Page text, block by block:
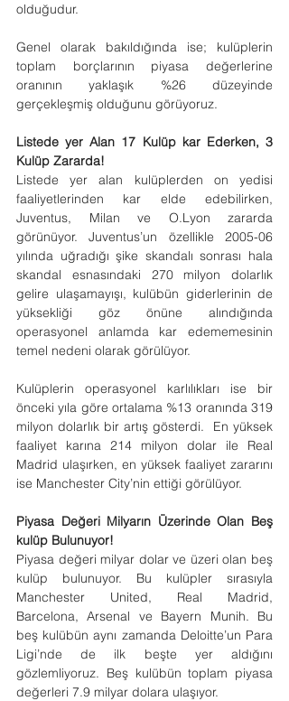
olduğudur.
Genel olarak bakıldığında ise; kulüplerin
toplam borçlarının piyasa değerlerine
oranının yaklaşık %26 düzeyinde
gerçekleşmiş olduğunu görüyoruz.
Listede yer Alan 17 Kulüp kar Ederken, 3
Kulüp Zararda!
Listede yer alan kulüplerden on yedisi
faaliyetlerinden kar elde edebilirken,
Juventus, Milan ve O.Lyon zararda
görünüyor. Juventus’un özellikle 2005-06
yılında uğradığı şike skandalı sonrası hala
skandal esnasındaki 270 milyon dolarlık
gelire ulaşamayışı, kulübün giderlerinin de
yüksekliği göz önüne alındığında
operasyonel anlamda kar edememesinin
temel nedeni olarak görülüyor.
Kulüplerin operasyonel karlılıkları ise bir
önceki yıla göre ortalama %13 oranında 319
milyon dolarlık bir artış gösterdi.  En yüksek
faaliyet karına 214 milyon dolar ile Real
Madrid ulaşırken, en yüksek faaliyet zararını
ise Manchester City’nin ettiği görülüyor.
Piyasa Değeri Milyarın Üzerinde Olan Beş
kulüp Bulunuyor!
Piyasa değeri milyar dolar ve üzeri olan beş
kulüp bulunuyor. Bu kulüpler sırasıyla
Manchester United, Real Madrid,
Barcelona, Arsenal ve Bayern Munih. Bu
beş kulübün aynı zamanda Deloitte’un Para
Ligi’nde de ilk beşte yer aldığını
gözlemliyoruz. Beş kulübün toplam piyasa
değerleri 7.9 milyar dolara ulaşıyor.